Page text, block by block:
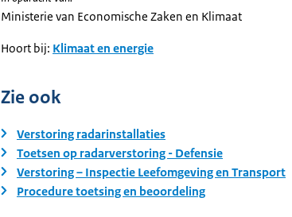
Ministerie van Economische Zaken en Klimaat
Hoort bij: Klimaat en energie
Zie ook
Verstoring radarinstallaties
Toetsen op radarverstoring - Defensie
Verstoring – Inspectie Leefomgeving en Transport
Procedure toetsing en beoordeling